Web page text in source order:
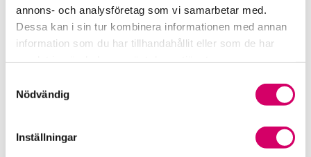
annons- och analysföretag som vi samarbetar med.
Dessa kan i sin tur kombinera informationen med annan
information som du har tillhandahållit eller som de har
Nödvändig
Inställningar
Våra nyhetskanaler
Tidningen Konsulten
Öppet brev till Myndigheten för yrkeshögskolan